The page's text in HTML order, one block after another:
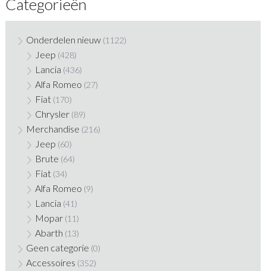
Categorieën
Onderdelen nieuw (1122)
Jeep (428)
Lancia (436)
Alfa Romeo (27)
Fiat (170)
Chrysler (89)
Merchandise (216)
Jeep (60)
Brute (64)
Fiat (34)
Alfa Romeo (9)
Lancia (41)
Mopar (11)
Abarth (13)
Geen categorie (0)
Accessoires (352)